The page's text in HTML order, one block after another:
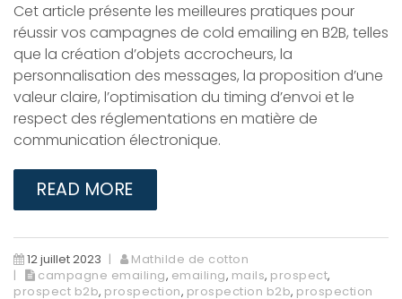
Cet article présente les meilleures pratiques pour
réussir vos campagnes de cold emailing en B2B, telles
que la création d’objets accrocheurs, la
personnalisation des messages, la proposition d’une
valeur claire, l’optimisation du timing d’envoi et le
respect des réglementations en matière de
communication électronique.
READ MORE
12 juillet 2023
Mathilde de cotton
campagne emailing, emailing, mails, prospect,
prospect b2b, prospection, prospection b2b, prospection